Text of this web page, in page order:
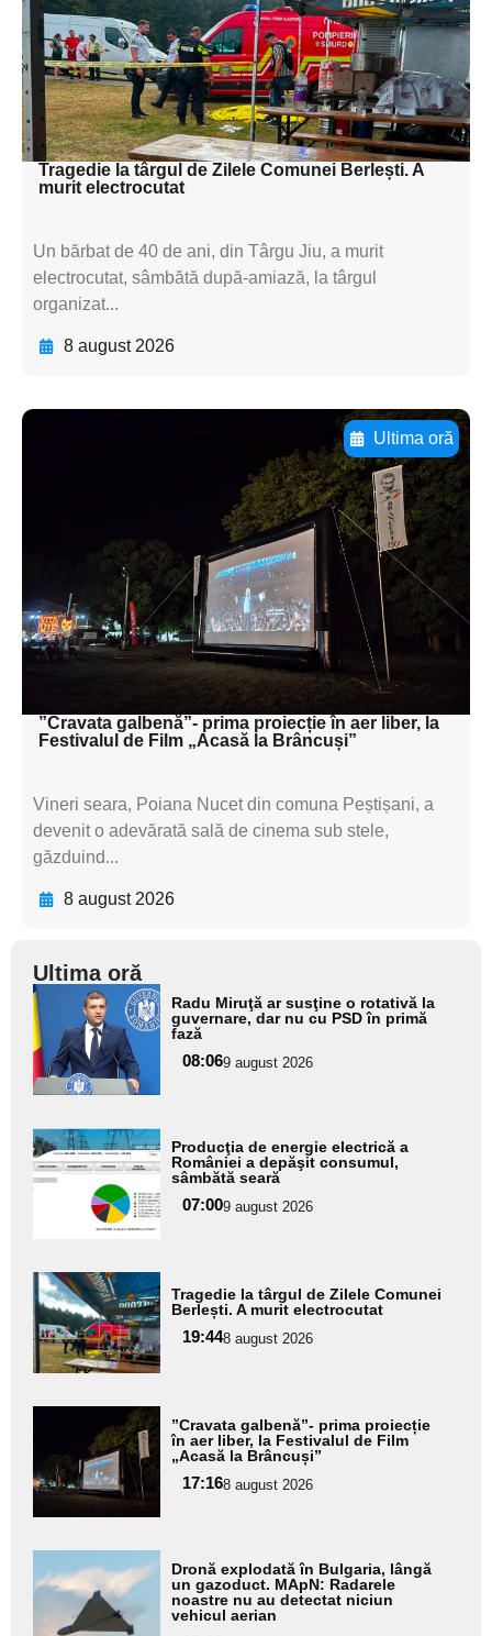
subtitluAdaugă aici
textul pentru
subtitluAdaugă aici
textul pentru subti
Tragedie la târgul de Zilele Comunei Berlești. A
murit electrocutat
Un bărbat de 40 de ani, din Târgu Jiu, a murit
electrocutat, sâmbătă după-amiază, la târgul
organizat...
8 august 2026
Ultima oră
Adaugă aici textul pentru
subtitluAdaugă aici
textul pentru
subtitluAdaugă aici
textul pentru
subtitluAdaugă aici
textul pentru subti
”Cravata galbenă”- prima proiecție în aer liber, la
Festivalul de Film „Acasă la Brâncuși”
Vineri seara, Poiana Nucet din comuna Peștișani, a
devenit o adevărată sală de cinema sub stele,
găzduind...
8 august 2026
Ultima oră
Adaugă
aici textul
pentru
subtitlu
Radu Miruţă ar susţine o rotativă la
guvernare, dar nu cu PSD în primă
fază
08:069 august 2026
Adaugă
aici textul
pentru
subtitlu
Producţia de energie electrică a
României a depăşit consumul,
sâmbătă seară
07:009 august 2026
Adaugă
aici textul
pentru
subtitlu
Tragedie la târgul de Zilele Comunei
Berlești. A murit electrocutat
19:448 august 2026
Adaugă
aici textul
pentru
subtitlu
”Cravata galbenă”- prima proiecție
în aer liber, la Festivalul de Film
„Acasă la Brâncuși”
17:168 august 2026
Adaugă
aici textul
pentru
Dronă explodată în Bulgaria, lângă
un gazoduct. MApN: Radarele
noastre nu au detectat niciun
vehicul aerian